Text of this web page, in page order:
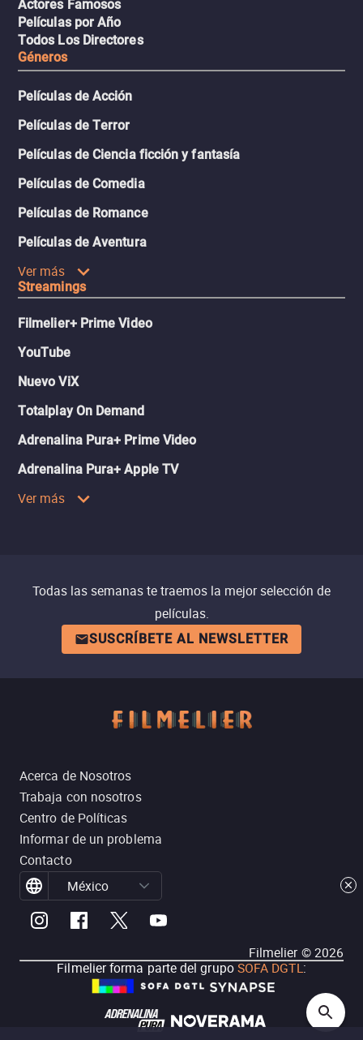
Actores Famosos
Películas por Año
Todos Los Directores
Géneros
Películas de Acción
Películas de Terror
Películas de Ciencia ficción y fantasía
Películas de Comedia
Películas de Romance
Películas de Aventura
Ver más
Streamings
Filmelier+ Prime Video
YouTube
Nuevo ViX
Totalplay On Demand
Adrenalina Pura+ Prime Video
Adrenalina Pura+ Apple TV
Ver más
Todas las semanas te traemos la mejor selección de
películas.
SUSCRÍBETE AL NEWSLETTER
Acerca de Nosotros
Trabaja con nosotros
Centro de Políticas
Informar de un problema
Contacto
México
Filmelier ©2026
Filmelier forma parte del grupoSOFA DGTL: